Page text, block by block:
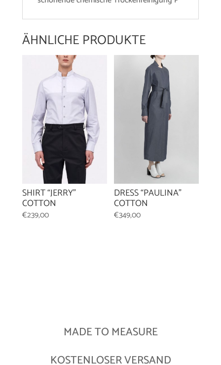
ÄHNLICHE PRODUKTE
SHIRT “JERRY”
COTTON
€239,00
DRESS “PAULINA”
COTTON
€349,00
MADE TO MEASURE
KOSTENLOSER VERSAND